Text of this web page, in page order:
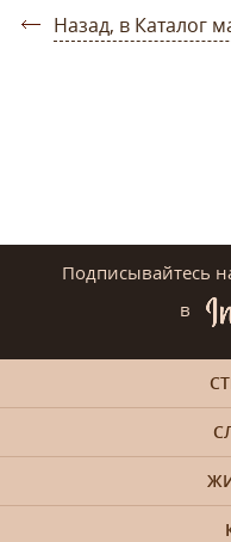
Назад, в Каталог
Подписывайтесь
в